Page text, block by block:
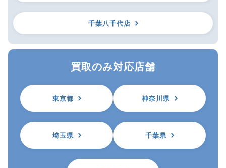
千葉八千代店
買取のみ対応店舗
東京都 神奈川県
埼玉県 千葉県